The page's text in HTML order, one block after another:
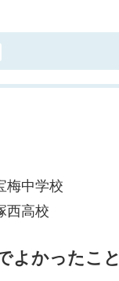
梅中学校
西高校
よかったこと